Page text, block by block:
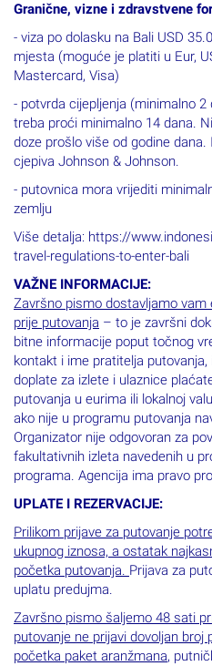
Granične, vizne i zdravstvene
- viza po dolasku na Bali USD
mjesta (moguće je platiti u Eur,
Mastercard, Visa)
- potvrda cijepljenja (minimalno
treba proći minimalno 14 dana.
doze prošlo više od godine
cjepiva Johnson & Johnson.
- putovnica mora vrijediti
zemlju
Više detalja: https://
travel-regulations-to-enter-bali
VAŽNE INFORMACIJE:
Završno pismo dostavljamo vam
prije putovanja – to je završni
bitne informacije poput točnog
kontakt i ime pratitelja
doplate za izlete i ulaznice
putovanja u eurima ili lokalnoj
ako nije u programu putovanja
Organizator nije odgovoran za
fakultativnih izleta navedenih u
programa. Agencija ima pravo
UPLATE I REZERVACIJE:
Prilikom prijave za putovanje
ukupnog iznosa, a ostatak
početka putovanja. Prijava za
uplatu predujma.
Završno pismo šaljemo 48 sati
putovanje ne prijavi dovoljan broj
početka paket aranžmana,